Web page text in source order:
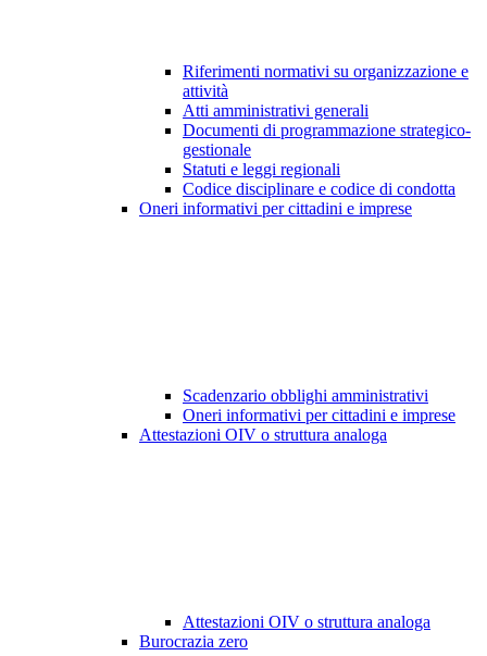
Riferimenti normativi su organizzazione e
attività
Atti amministrativi generali
Documenti di programmazione strategico-
gestionale
Statuti e leggi regionali
Codice disciplinare e codice di condotta
Oneri informativi per cittadini e imprese
Scadenzario obblighi amministrativi
Oneri informativi per cittadini e imprese
Attestazioni OIV o struttura analoga
Attestazioni OIV o struttura analoga
Burocrazia zero